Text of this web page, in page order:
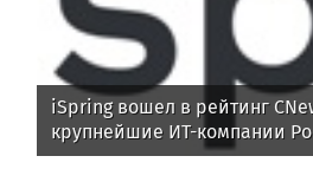
iSpring вошел в рейтинг
крупнейшие ИТ-компании